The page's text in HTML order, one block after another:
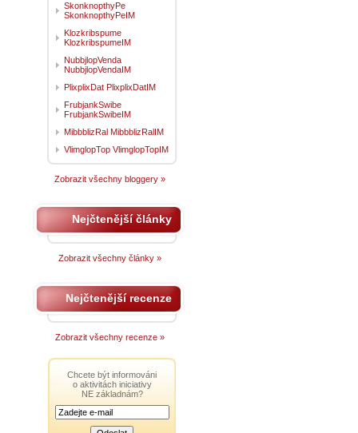
SkonknopthyPe
SkonknopthyPeIM
Klozkribspume
KlozkribspumeIM
NubbjlopVenda
NubbjlopVendaIM
PlixplixDat PlixplixDatIM
FrubjankSwibe
FrubjankSwibeIM
MibbblizRal MibbblizRalIM
VlimglopTop VlimglopTopIM
Zobrazit všechny bloggery »
Nejčtenější články
Zobrazit všechny články »
Nejčtenější recenze
Zobrazit všechny recenze »
Chcete být informováni
o aktivitách iniciativy
NE základnám?